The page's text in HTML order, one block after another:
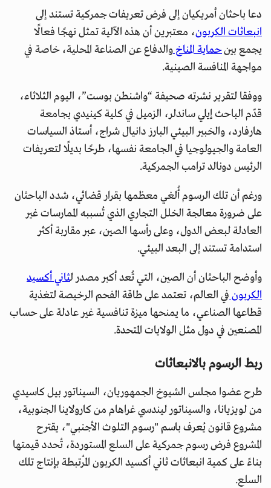
دعا باحثان أمريكيان إلى فرض تعريفات جمركية تستند إلى
انبعاثات الكربون، معتبرين أن هذه الآلية تمثل نهجًا فعالًا
يجمع بينحماية المناخوالدفاع عن الصناعة المحلية، خاصة في
مواجهة المنافسة الصينية.
ووفقا لتقرير نشرته صحيفة “واشنطن بوست”، اليوم الثلاثاء،
قدّم الباحث إيلي ساندلر، الزميل في كلية كينيدي بجامعة
هارفارد، والخبير البيئي البارز دانيال شراج، أستاذ السياسات
العامة والجيولوجيا في الجامعة نفسها، طرحًا بديلًا لتعريفات
الرئيس دونالد ترامب الجمركية.
ورغم أن تلك الرسوم أُلغي معظمها بقرار قضائي، شدد الباحثان
على ضرورة معالجة الخلل التجاري الذي تُسببه الممارسات غير
العادلة لبعض الدول، وعلى رأسها الصين، عبر مقاربة أكثر
استدامة تستند إلى البعد البيئي.
وأوضح الباحثان أن الصين، التي تُعد أكبر مصدر لثاني أكسيد
الكربونفي العالم، تعتمد على طاقة الفحم الرخيصة لتغذية
قطاعها الصناعي، ما يمنحها ميزة تنافسية غير عادلة على حساب
المصنعين في دول مثل الولايات المتحدة.
ربط الرسوم بالانبعاثات
طرح عضوا مجلس الشيوخ الجمهوريان، السيناتور بيل كاسيدي
من لويزيانا، والسيناتور ليندسي غراهام من كارولاينا الجنوبية،
مشروع قانون يُعرف باسم "رسوم التلوث الأجنبي"، يقترح
المشروع فرض رسوم جمركية على السلع المستوردة، تُحدد قيمتها
بناءً على كمية انبعاثات ثاني أكسيد الكربون المُرتبطة بإنتاج تلك
السلع.